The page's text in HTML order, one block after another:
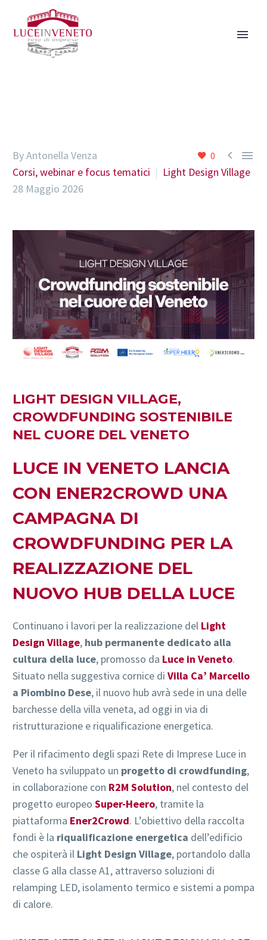
0  
By Antonella Venza
Corsi, webinar e focus tematici
Light Design Village
28 Maggio 2026
LIGHT DESIGN VILLAGE,
CROWDFUNDING SOSTENIBILE
NEL CUORE DEL VENETO
LUCE IN VENETO LANCIA
CON ENER2CROWD UNA
CAMPAGNA DI
CROWDFUNDING PER LA
REALIZZAZIONE DEL
NUOVO HUB DELLA LUCE
Continuano i lavori per la realizzazione del Light
Design Village, hub permanente dedicato alla
cultura della luce, promosso da Luce in Veneto.
Situato nella suggestiva cornice di Villa Ca’ Marcello
a Piombino Dese, il nuovo hub avrà sede in una delle
barchesse della villa veneta, ad oggi in via di
ristrutturazione e riqualificazione energetica.
Per il rifacimento degli spazi Rete di Imprese Luce in
Veneto ha sviluppato un progetto di crowdfunding,
in collaborazione con R2M Solution, nel contesto del
progetto europeo Super-Heero, tramite la
piattaforma Ener2Crowd. L’obiettivo della raccolta
fondi è la riqualificazione energetica dell’edificio
che ospiterà il Light Design Village, portandolo dalla
classe G alla classe A1, attraverso soluzioni di
relamping LED, isolamento termico e sistemi a pompa
di calore.